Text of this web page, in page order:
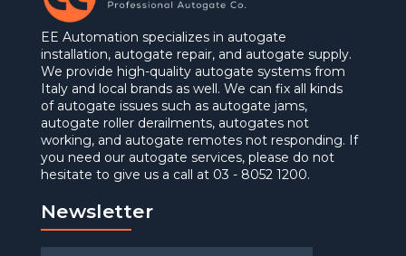
EE Automation specializes in autogate
installation, autogate repair, and autogate supply.
We provide high-quality autogate systems from
Italy and local brands as well. We can fix all kinds
of autogate issues such as autogate jams,
autogate roller derailments, autogates not
working, and autogate remotes not responding. If
you need our autogate services, please do not
hesitate to give us a call at 03 - 8052 1200.
Newsletter